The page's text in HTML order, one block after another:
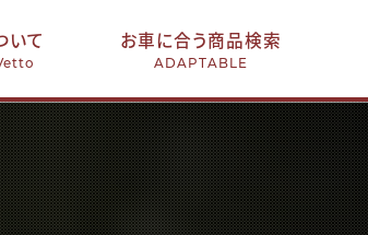
いて お車に合う商品検索
ADAPTABLE